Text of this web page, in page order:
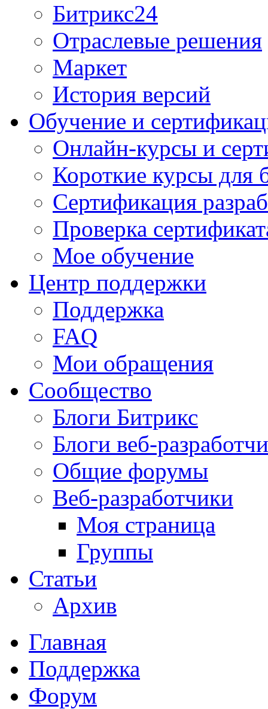
Битрикс24
Отраслевые решения
Маркет
История версий
Обучение и
Онлайн-курсы и
Короткие курсы для
Сертификация
Проверка
Мое обучение
Центр поддержки
Поддержка
FAQ
Мои обращения
Сообщество
Блоги Битрикс
Блоги веб-
Общие форумы
Веб-разработчики
Моя страница
Группы
Статьи
Архив
Главная
Поддержка
Форум